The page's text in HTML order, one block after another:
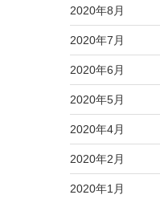
2020年8月
2020年7月
2020年6月
2020年5月
2020年4月
2020年2月
2020年1月